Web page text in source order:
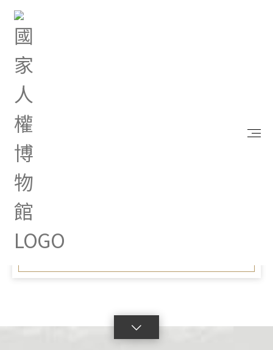
首頁
第3季止補(捐)助明細表
Oct 11, 2022 |
屬機關(構)110年度截至第3
季止補(捐)助明細表